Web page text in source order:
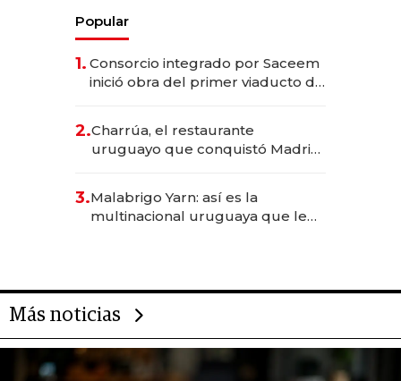
Popular
1. Consorcio integrado por Saceem
inició obra del primer viaducto de
millones
2.Charrúa, el restaurante
uruguayo que conquistó Madrid:
anticipación y prepara apertura
3.Malabrigo Yarn: así es la
multinacional uruguaya que le
Más noticias